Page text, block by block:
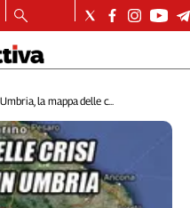
Umbria, la mappa delle c...